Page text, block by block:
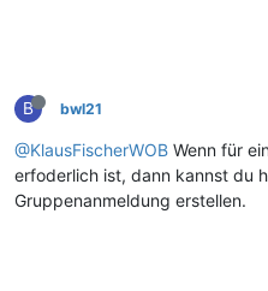
B bwl21
@KlausFischerWOB Wenn für
erfoderlich ist, dann kannst du
Gruppenanmeldung erstellen.